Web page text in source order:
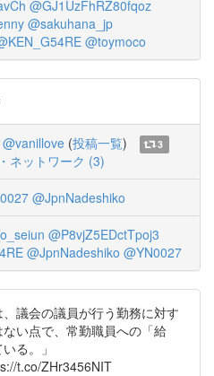
@GJ1UzFhRZ80fqoz
@sakuhana_jp
@toymoco
@vanillove (投稿一覧)
3
ネットワーク (3)
@JpnNadeshiko
@P8vjZ5EDctTpoj3
@JpnNadeshiko @YN0027
、議会の議員が行う勤務に対す
い点で、常勤職員への「給
る。」
t.co/ZHr3456NIT